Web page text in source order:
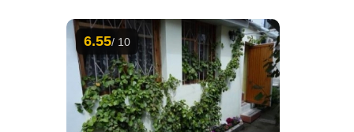
6.55/ 10